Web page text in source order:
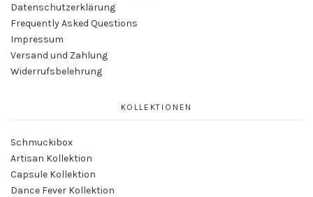
Datenschutzerklärung
Frequently Asked Questions
Impressum
Versand und Zahlung
Widerrufsbelehrung
KOLLEKTIONEN
Schmuckibox
Artisan Kollektion
Capsule Kollektion
Dance Fever Kollektion